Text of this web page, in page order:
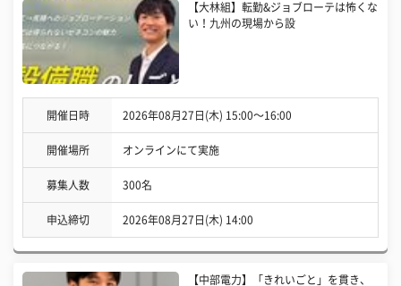
【大林組】転勤&ジョブローテは怖くな
い！九州の現場から設
開催日時 2026年08月27日(木) 15:00〜16:00
開催場所 オンラインにて実施
募集人数 300名
申込締切 2026年08月27日(木) 14:00
【中部電力】「きれいごと」を貫き、